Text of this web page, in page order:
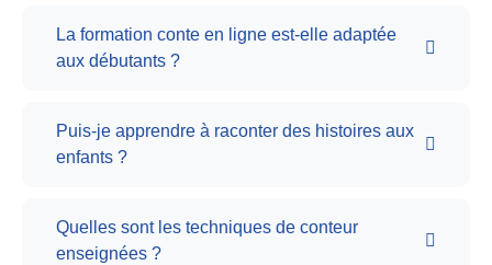
La formation conte en ligne est-elle adaptée
aux débutants ?
Puis-je apprendre à raconter des histoires aux
enfants ?
Quelles sont les techniques de conteur
enseignées ?